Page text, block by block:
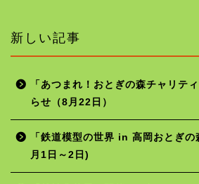
新しい記事
「あつまれ！おとぎの森チャリテ
らせ（8月22日）
「鉄道模型の世界 in 高岡おとぎ
月1日～2日)
年